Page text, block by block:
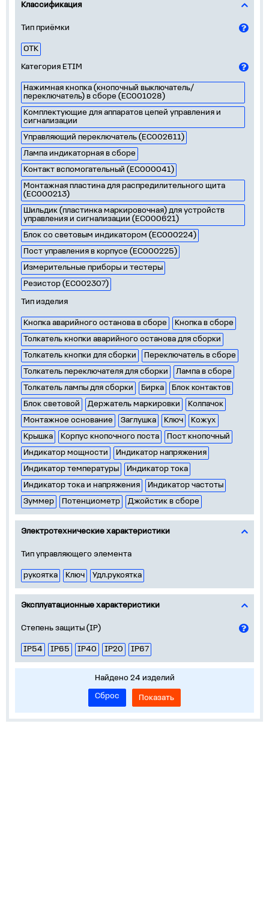
Классификация
Тип приёмки
ОТК
Категория ETIM
Нажимная кнопка (кнопочный выключатель/
переключатель) в сборе (EC001028)
Комплектующие для аппаратов цепей управления и
сигнализации
Управляющий переключатель (EC002611)
Лампа индикаторная в сборе
Контакт вспомогательный (EC000041)
Монтажная пластина для распредилительного щита
(EC000213)
Шильдик (пластинка маркировочная) для устройств
управления и сигнализации (EC000621)
Блок со световым индикатором (EC000224)
Пост управления в корпусе (EC000225)
Измерительные приборы и тестеры
Резистор (EC002307)
Тип изделия
Кнопка аварийного останова в сборе
Кнопка в сборе
Толкатель кнопки аварийного останова для сборки
Толкатель кнопки для сборки
Переключатель в сборе
Толкатель переключателя для сборки
Лампа в сборе
Толкатель лампы для сборки
Бирка
Блок контактов
Блок световой
Держатель маркировки
Колпачок
Монтажное основание
Заглушка Ключ
Кожух
Крышка
Корпус кнопочного поста
Пост кнопочный
Индикатор мощности
Индикатор напряжения
Индикатор температуры
Индикатор тока
Индикатор тока и напряжения
Индикатор частоты
Зуммер
Потенциометр Джойстик в сборе
Электротехнические характеристики
Тип управляющего элемента
рукоятка Ключ Удл.рукоятка
Эксплуатационные характеристики
Степень защиты (IP)
IP54 IP65 IP40 IP20 IP67
Найдено 24 изделий
Сброс
Показать